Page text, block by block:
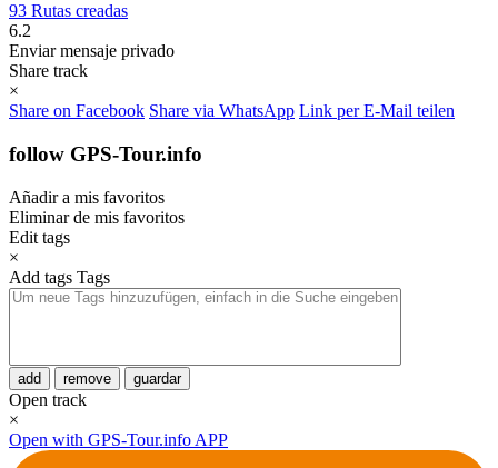
93 Rutas creadas
6.2
Enviar mensaje privado
Share track
×
Share on Facebook Share via WhatsApp Link per E-Mail teilen
follow GPS-Tour.info
Añadir a mis favoritos
Eliminar de mis favoritos
Edit tags
×
Add tags Tags
add remove guardar
Open track
×
Open with GPS-Tour.info APP